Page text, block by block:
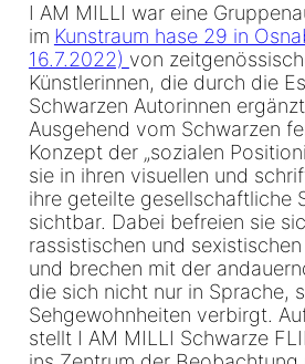
I AM MILLI war eine
im Kunstraum hase 29 in
16.7.2022) von
Künstlerinnen, die durch die
Schwarzen Autorinnen
Ausgehend vom Schwarzen
Konzept der „sozialen
sie in ihren visuellen und
ihre geteilte gesellschaftliche
sichtbar. Dabei befreien sie
rassistischen und
und brechen mit der
die sich nicht nur in Sprache,
Sehgewohnheiten verbirgt.
stellt I AM MILLI Schwarze